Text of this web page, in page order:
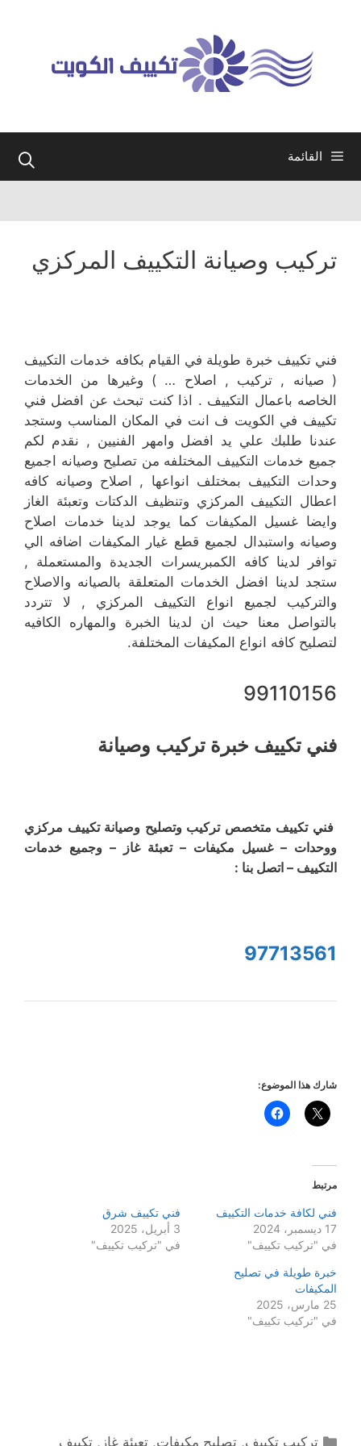
القائمة
تركيب وصيانة التكييف المركزي
فني تكييف خبرة طويلة في القيام بكافه خدمات التكييف
( صيانه , تركيب , اصلاح … ) وغيرها من الخدمات
الخاصه باعمال التكييف . اذا كنت تبحث عن افضل فني
تكييف في الكويت ف انت في المكان المناسب وستجد
عندنا طلبك علي يد افضل وامهر الفنيين , نقدم لكم
جميع خدمات التكييف المختلفه من تصليح وصيانه اجميع
وحدات التكييف بمختلف انواعها , اصلاح وصيانه كافه
اعطال التكييف المركزي وتنظيف الدكتات وتعبئة الغاز
وايضا غسيل المكيفات كما يوجد لدينا خدمات اصلاح
وصيانه واستبدال لجميع قطع غيار المكيفات اضافه الي
توافر لدينا كافه الكمبريسرات الجديدة والمستعملة ,
ستجد لدينا افضل الخدمات المتعلقة بالصيانه والاصلاح
والتركيب لجميع انواع التكييف المركزي , لا تتردد
بالتواصل معنا حيث ان لدينا الخبرة والمهاره الكافيه
لتصليح كافه انواع المكيفات المختلفة.
99110156
فني تكييف خبرة تركيب وصيانة
فني تكييف متخصص تركيب وتصليح وصيانة تكييف مركزي
ووحدات – غسيل مكيفات – تعبئة غاز – وجميع خدمات
التكييف – اتصل بنا :
97713561
شارك هذا الموضوع:
مرتبط
فني لكافة خدمات التكييف
17 ديسمبر، 2024
في "تركيب تكييف"
فني تكييف شرق
3 أبريل، 2025
في "تركيب تكييف"
خبرة طويلة في تصليح
المكيفات
25 مارس، 2025
في "تركيب تكييف"
التصنيفات
تركيب تكييف,تصليح مكيفات,تعبئة غاز ,تكييف